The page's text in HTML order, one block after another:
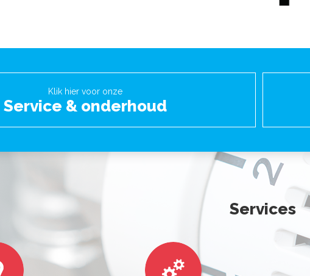
Klik hier voor onze
Service & onderhoud
Services